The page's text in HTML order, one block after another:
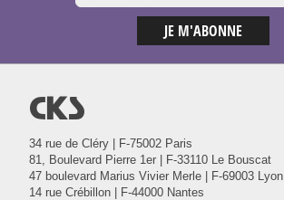
@
34 rue de Cléry | F-75002 Paris
81, Boulevard Pierre 1er | F-33110 Le Bouscat
47 boulevard Marius Vivier Merle | F-69003 Lyon
14 rue Crébillon | F-44000 Nantes